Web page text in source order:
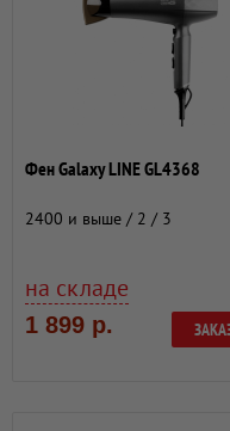
Фен Galaxy LINE GL4368
2400 и выше / 2 / 3
на складе
1 899 р.